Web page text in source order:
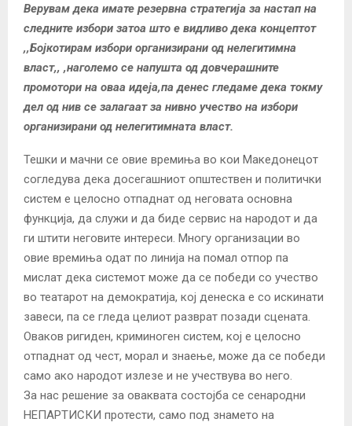
Верувам дека имате резервна стратегија за настап на
следните избори затоа што е видливо дека концептот
,,Бојкотирам избори организирани од нелегитимна
власт,, ,наголемо се напушта од довчерашните
промотори на оваа идеја,па денес гледаме дека токму
дел од нив се залагаат за нивно учество на избори
организирани од нелегитимната власт.
Тешки и мачни се овие времиња во кои Македонецот
согледува дека досегашниот општествен и политички
систем е целосно отпаднат од неговата основна
функција, да служи и да биде сервис на народот и да
ги штити неговите интереси. Многу организации во
овие времиња одат по линија на помал отпор па
мислат дека системот може да се победи со учество
во театарот на демократија, кој денеска е со искинати
завеси, па се гледа целиот разврат позади сцената.
Оваков ригиден, криминоген систем, кој е целосно
отпаднат од чест, морал и знаење, може да се победи
само ако народот излезе и не учествува во него.
За нас решение за оваквата состојба се сенародни
НЕПАРТИСКИ протести, само под знамето на